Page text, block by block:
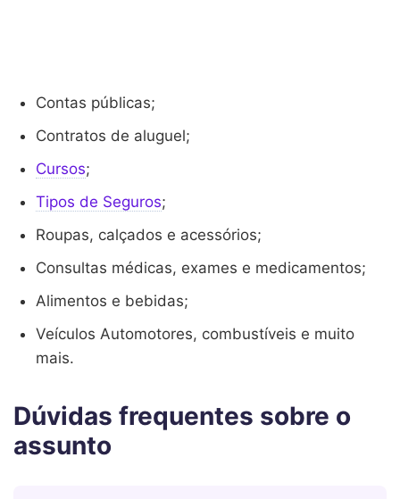
Contas públicas;
Contratos de aluguel;
Cursos;
Tipos de Seguros;
Roupas, calçados e acessórios;
Consultas médicas, exames e medicamentos;
Alimentos e bebidas;
Veículos Automotores, combustíveis e muito
mais.
Dúvidas frequentes sobre o
assunto